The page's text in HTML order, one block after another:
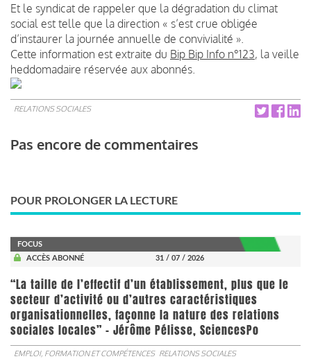
Et le syndicat de rappeler que la dégradation du climat
social est telle que la direction « s’est crue obligée
d’instaurer la journée annuelle de convivialité ».
Cette information est extraite du Bip Bip Info n°123, la veille
heddomadaire réservée aux abonnés.
RELATIONS SOCIALES
Pas encore de commentaires
POUR PROLONGER LA LECTURE
FOCUS
ACCÈS ABONNÉ
31 / 07 / 2026
“La taille de l’effectif d’un établissement, plus que le
secteur d’activité ou d’autres caractéristiques
organisationnelles, façonne la nature des relations
sociales locales” - Jérôme Pélisse, SciencesPo
EMPLOI, FORMATION ET COMPÉTENCES RELATIONS SOCIALES